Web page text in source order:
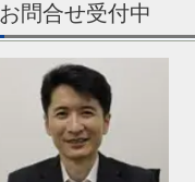
お問合せ受付中